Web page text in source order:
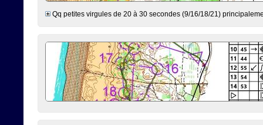
Qq petites virgules de 20 à 30 secondes (9/16/18/21)